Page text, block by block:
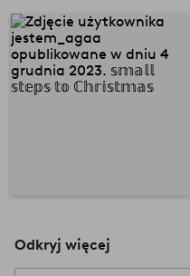
Odkryj więcej